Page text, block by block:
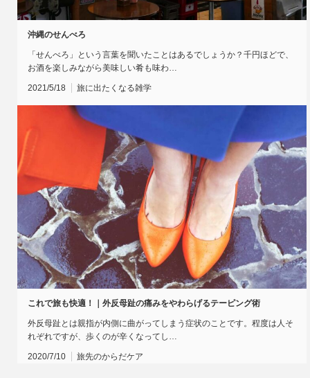
沖縄のせんべろ
「せんべろ」という言葉を聞いたことはあるでしょうか？千円ほどで、
お酒を楽しみながら美味しい肴も味わ…
2021/5/18 旅に出たくなる雑学
これで旅も快適！｜外反母趾の痛みをやわらげるテーピング術
外反母趾とは親指が内側に曲がってしまう症状のことです。程度は人そ
れぞれですが、歩くのが辛くなってし…
2020/7/10 旅先のからだケア